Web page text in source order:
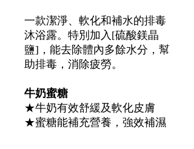
一款潔淨、軟化和補水的排毒
沐浴露。特別加入[硫酸鎂晶
鹽]，能去除體內多餘水分，幫
助排毒，消除疲勞。
牛奶蜜糖
★牛奶有效舒緩及軟化皮膚
★蜜糖能補充營養，強效補濕